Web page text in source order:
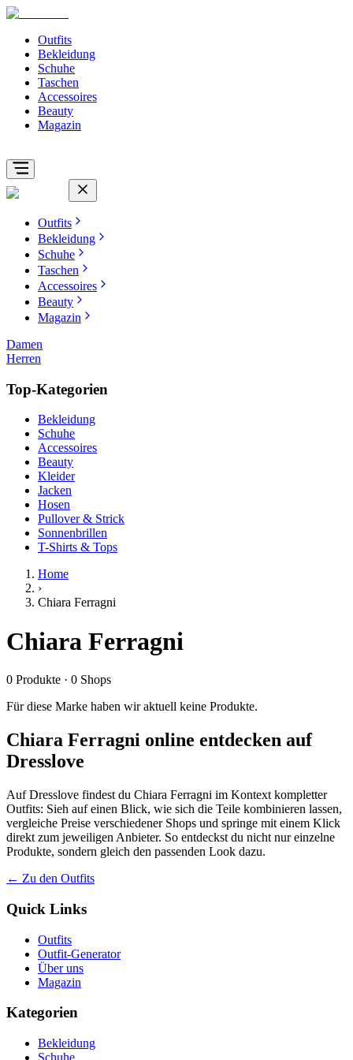
Outfits
Bekleidung
Schuhe
Taschen
Accessoires
Beauty
Magazin
Outfits
Bekleidung
Schuhe
Taschen
Accessoires
Beauty
Magazin
Damen
Herren
Top-Kategorien
Bekleidung
Schuhe
Accessoires
Beauty
Kleider
Jacken
Hosen
Pullover & Strick
Sonnenbrillen
T-Shirts & Tops
Home
›
Chiara Ferragni
Chiara Ferragni
0 Produkte · 0 Shops
Für diese Marke haben wir aktuell keine Produkte.
Chiara Ferragni online entdecken auf
Dresslove
Auf Dresslove findest du Chiara Ferragni im Kontext kompletter
Outfits: Sieh auf einen Blick, wie sich die Teile kombinieren lassen,
vergleiche Preise verschiedener Shops und springe mit einem Klick
direkt zum jeweiligen Anbieter. So entdeckst du nicht nur einzelne
Produkte, sondern gleich den passenden Look dazu.
← Zu den Outfits
Quick Links
Outfits
Outfit-Generator
Über uns
Magazin
Kategorien
Bekleidung
Schuhe